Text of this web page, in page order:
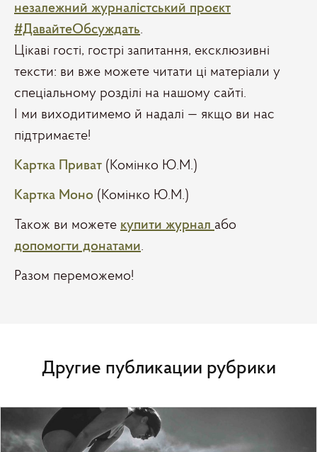
незалежний журналістський проєкт
#ДавайтеОбсуждать.
Цікаві гості, гострі запитання, ексклюзивні
тексти: ви вже можете читати ці матеріали у
спеціальному розділі на нашому сайті.
І ми виходитимемо й надалі — якщо ви нас
підтримаєте!
Картка Приват (Комінко Ю.М.)
Картка Моно (Комінко Ю.М.)
Також ви можете купити журнал або
допомогти донатами.
Разом переможемо!
Другие публикации рубрики